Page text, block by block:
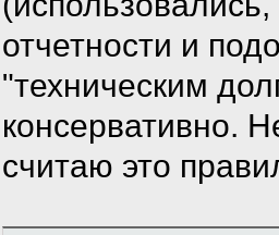
отчетности и
"техническим
консервативно.
считаю это